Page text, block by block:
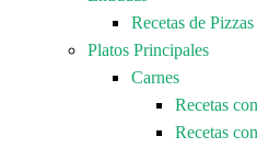
Recetas de
Platos Principales
Carnes
Recetas
Recetas